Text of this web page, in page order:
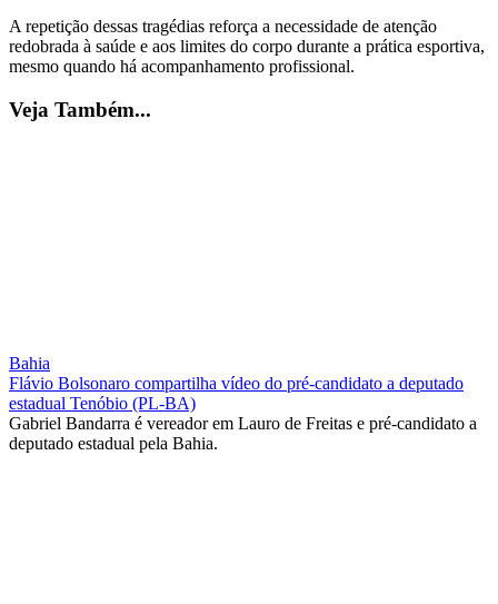
A repetição dessas tragédias reforça a necessidade de atenção
redobrada à saúde e aos limites do corpo durante a prática esportiva,
mesmo quando há acompanhamento profissional.
Veja Também...
Bahia
Flávio Bolsonaro compartilha vídeo do pré-candidato a deputado
estadual Tenóbio (PL-BA)
Gabriel Bandarra é vereador em Lauro de Freitas e pré-candidato a
deputado estadual pela Bahia.